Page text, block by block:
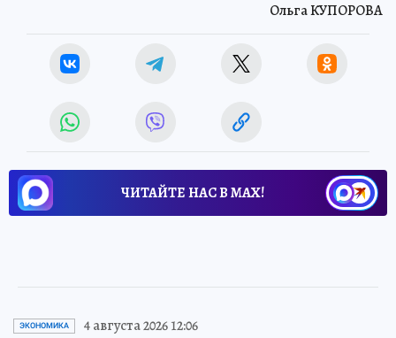
Ольга КУПОРОВА
ЧИТАЙТЕ НАС В МАХ!
ЭКОНОМИКА 4 августа 2026 12:06